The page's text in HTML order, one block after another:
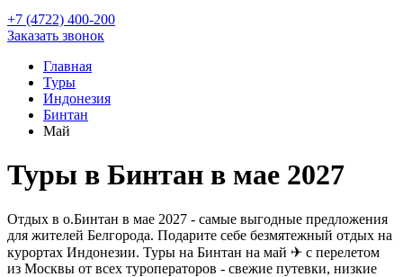
+7 (4722) 400-200
Заказать звонок
Главная
Туры
Индонезия
Бинтан
Май
Туры в Бинтан в мае 2027
Отдых в о.Бинтан в мае 2027 - самые выгодные предложения
для жителей Белгорода. Подарите себе безмятежный отдых на
курортах Индонезии. Туры на Бинтан на май ✈ с перелетом
из Москвы от всех туроператоров - свежие путевки, низкие